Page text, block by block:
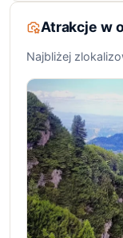
Atrakcje w
Najbliżej